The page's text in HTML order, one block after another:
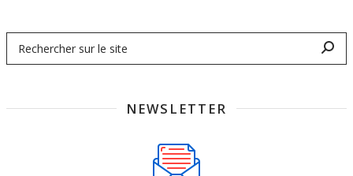
NEWSLETTER